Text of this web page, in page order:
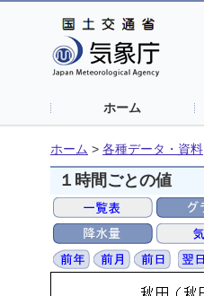
ホーム
ホーム > 各種データ・資料
１時間ごとの値